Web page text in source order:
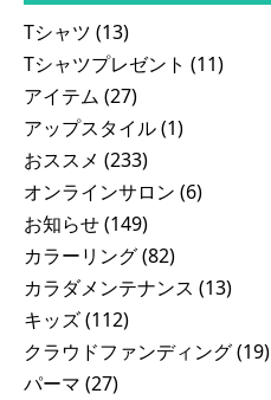
Tシャツ (13)
Tシャツプレゼント (11)
アイテム (27)
アップスタイル(1)
おススメ (233)
オンラインサロン (6)
お知らせ(149)
カラーリング(82)
カラダメンテナンス (13)
キッズ(112)
クラウドファンディング(19)
パーマ (27)